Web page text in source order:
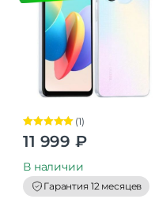
Оценка5.00
(1)
11 999 ₽
В наличии
Гарантия 12 месяцев